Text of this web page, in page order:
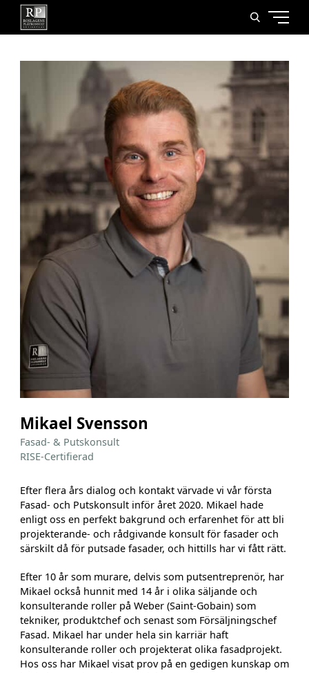
Mikael Svensson
Fasad- & Putskonsult
​​​​​​​RISE-Certifierad
Efter flera års dialog och kontakt värvade vi vår första
Fasad- och Putskonsult inför året 2020. Mikael hade
enligt oss en perfekt bakgrund och erfarenhet för att bli
projekterande- och rådgivande konsult för fasader och
särskilt då för putsade fasader, och hittills har vi fått rätt.
Efter 10 år som murare, delvis som putsentreprenör, har
Mikael också hunnit med 14 år i olika säljande och
konsulterande roller på Weber (Saint-Gobain) som
tekniker, produktchef och senast som Försäljningschef
Fasad. Mikael har under hela sin karriär haft
konsulterande roller och projekterat olika fasadprojekt.
Hos oss har Mikael visat prov på en gedigen kunskap om